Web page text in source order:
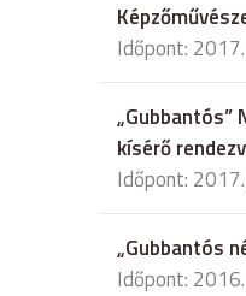
Időpont:
„Gubbantós”
kísérő
Időpont:
„Gubbantós
Időpont: